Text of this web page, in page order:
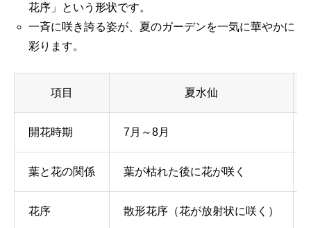
花序」という形状です。
一斉に咲き誇る姿が、夏のガーデンを一気に華やかに
彩ります。
項目 夏水仙
開花時期 7月～8月
葉と花の関係 葉が枯れた後に花が咲く
花序 散形花序（花が放射状に咲く）